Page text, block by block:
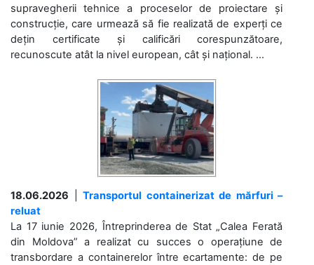
supravegherii tehnice a proceselor de proiectare și
construcție, care urmează să fie realizată de experți ce
dețin certificate și calificări corespunzătoare,
recunoscute atât la nivel european, cât și național. ...
18.06.2026
Transportul containerizat de mărfuri –
reluat
La 17 iunie 2026, Întreprinderea de Stat „Calea Ferată
din Moldova” a realizat cu succes o operațiune de
transbordare a containerelor între ecartamente: de pe